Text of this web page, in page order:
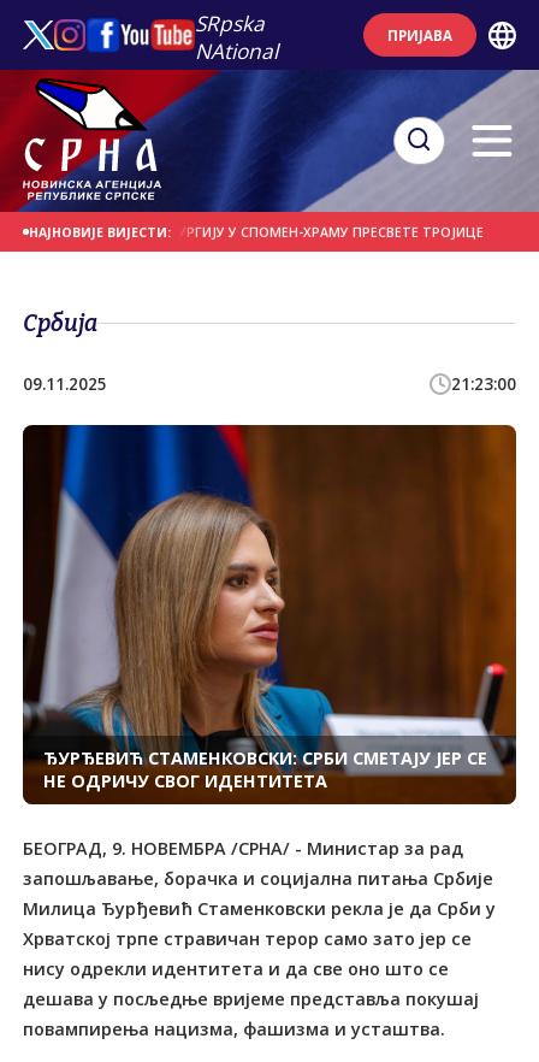
SRpska
NAtional
ПРИЈАВА
НАЈНОВИЈЕ ВИЈЕСТИ:
СЛУЖИ ЛИТУРГИЈУ У СПОМЕН-ХРАМУ ПРЕСВЕТЕ ТРОЈИЦЕ ДАНАС
Србија
09.11.2025 21:23:00
ЂУРЂЕВИЋ СТАМЕНКОВСКИ: СРБИ СМЕТАЈУ ЈЕР СЕ
НЕ ОДРИЧУ СВОГ ИДЕНТИТЕТА
БЕОГРАД, 9. НОВЕМБРА /СРНА/ - Министар за рад
запошљавање, борачка и социјална питања Србије
Милица Ђурђевић Стаменковски рекла је да Срби у
Хрватској трпе стравичан терор само зато јер се
нису одрекли идентитета и да све оно што се
дешава у посљедње вријеме представља покушај
повампирења нацизма, фашизма и усташтва.